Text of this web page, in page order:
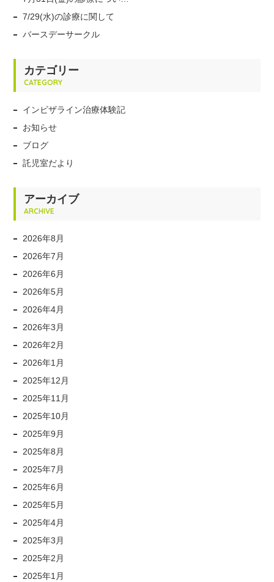
7/29(水)の診療に関して
バースデーサークル
カテゴリー
CATEGORY
インビザライン治療体験記
お知らせ
ブログ
託児室だより
アーカイブ
ARCHIVE
2026年8月
2026年7月
2026年6月
2026年5月
2026年4月
2026年3月
2026年2月
2026年1月
2025年12月
2025年11月
2025年10月
2025年9月
2025年8月
2025年7月
2025年6月
2025年5月
2025年4月
2025年3月
2025年2月
2025年1月